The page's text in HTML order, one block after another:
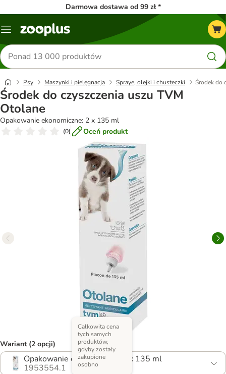
Darmowa dostawa od 99 zł *
Menu
Szukaj
produktów
Psy Maszynki i pielęgnacja Spraye, olejki i chusteczki Środek do
Środek do czyszczenia uszu TVM
Otolane
Opakowanie ekonomiczne: 2 x 135 ml
(0) Oceń produkt
Wariant (2 opcji)
Opakowanie ekonomiczne: 2 x 135 ml
1953554.1
Całkowita cena
tych samych
produktów,
gdyby zostały
zakupione
osobno